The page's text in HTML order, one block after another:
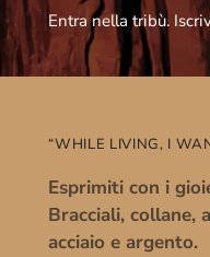
Entra nella tribù.
“WHILE LIVING, I
Esprimiti con i
Bracciali, collane,
acciaio e argento.